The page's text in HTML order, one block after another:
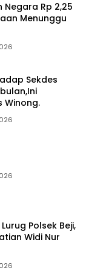
Negara Rp 2,25
Menunggu
Sekdes
Winong.
Polsek Beji,
Widi Nur